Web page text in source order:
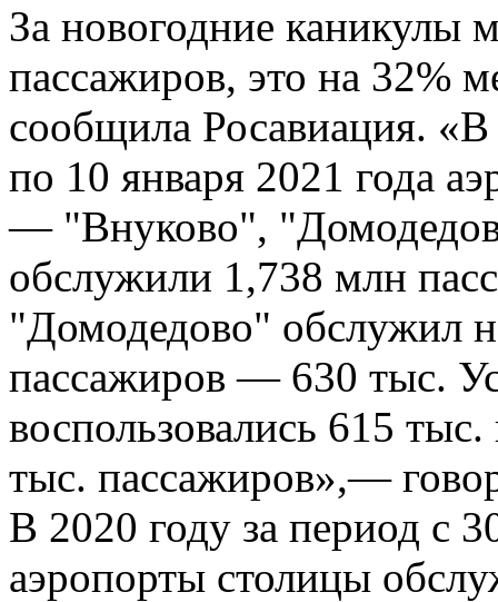
За новогодние каникулы
пассажиров, это на 32%
сообщила Росавиация. «В
по 10 января 2021 года
— "Внуково",
обслужили 1,738 млн
"Домодедово" обслужил
пассажиров — 630 тыс.
воспользовались 615
тыс. пассажиров»,—
В 2020 году за период с
аэропорты столицы